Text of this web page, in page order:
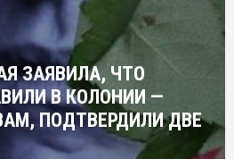
ЗАЯВИЛА, ЧТО
В КОЛОНИИ —
ПОДТВЕРДИЛИ ДВЕ